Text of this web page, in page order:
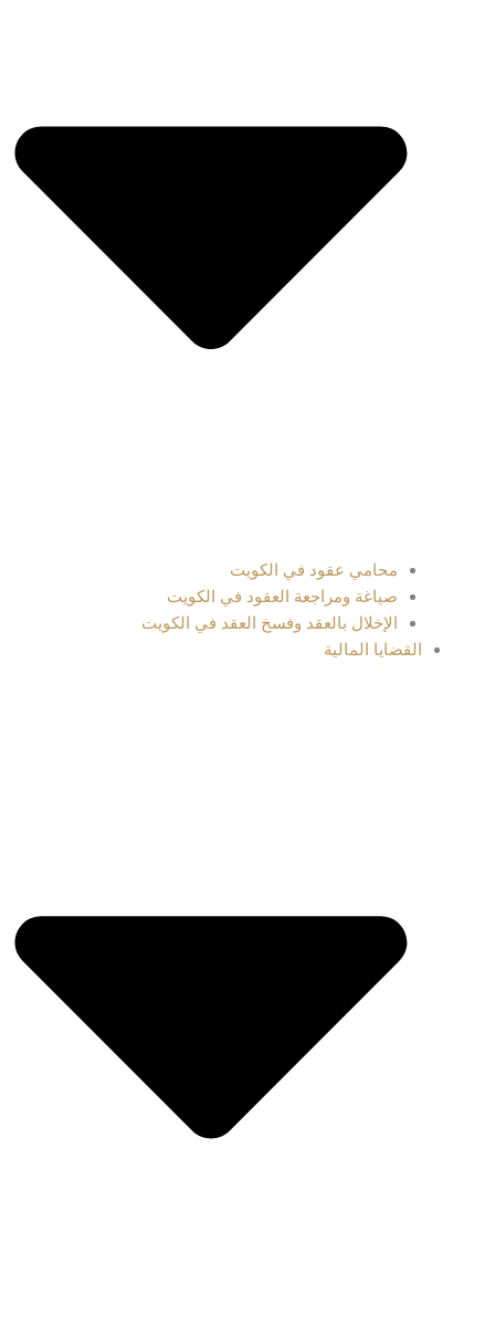
محامي عقود في الكويت
صياغة ومراجعة العقود في الكويت
الإخلال بالعقد وفسخ العقد في الكويت
القضايا المالية